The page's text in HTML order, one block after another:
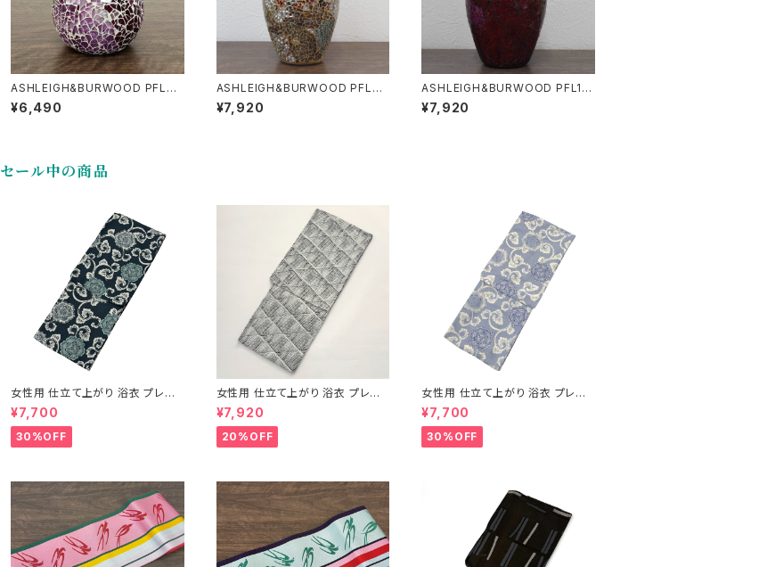
ASHLEIGH&BURWOOD PFL62
H シュガープラム Sサイズ アシュレ
イ&バーウッド フレグランスランプ
¥6,490
ASHLEIGH&BURWOOD PFL35
4 エンペラーオブマース Lサイズ
アシュレイ&バーウッド フレグラン
¥7,920
ASHLEIGH&BURWOOD PFL12
3 アンティークローズ Lサイズ アシ
ュレイ&バーウッド フレグランスラ
¥7,920
セール中の商品
女性用 仕立て上がり 浴衣 プレタ
ゆかた レディース 花柄 女性浴衣
レディース浴衣 単品 ポリエステル
グリーン セール SALE
¥7,700
30%OFF
女性用 仕立て上がり 浴衣 プレタ
綿 ゆかた レディース 女性浴衣 レ
ディース浴衣 単品 粋
¥7,920
20%OFF
女性用 仕立て上がり 浴衣 プレタ
ゆかた レディース 花柄 女性浴衣
レディース浴衣 単品 ポリエステル
セール SALE
¥7,700
30%OFF